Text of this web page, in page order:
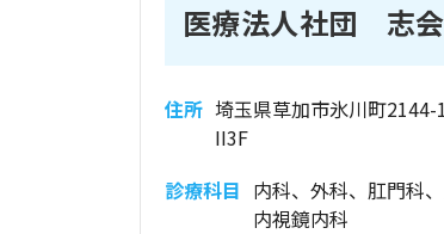
医療法人社団 志
住所 埼玉県草加市氷川町
II3F
診療科目 内科、外科、肛門科
内視鏡内科